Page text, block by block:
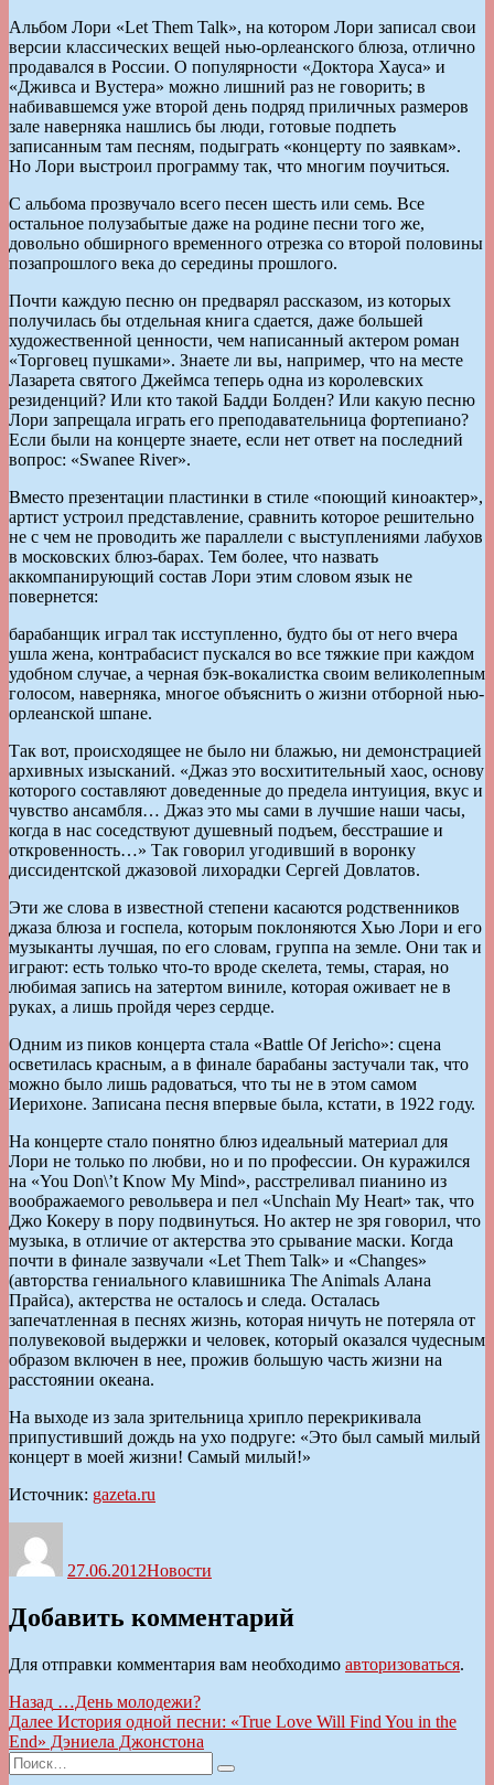
Альбом Лори «Let Them Talk», на котором Лори записал свои
версии классических вещей нью-орлеанского блюза, отлично
продавался в России. О популярности «Доктора Хауса» и
«Дживса и Вустера» можно лишний раз не говорить; в
набивавшемся уже второй день подряд приличных размеров
зале наверняка нашлись бы люди, готовые подпеть
записанным там песням, подыграть «концерту по заявкам».
Но Лори выстроил программу так, что многим поучиться.
С альбома прозвучало всего песен шесть или семь. Все
остальное полузабытые даже на родине песни того же,
довольно обширного временного отрезка со второй половины
позапрошлого века до середины прошлого.
Почти каждую песню он предварял рассказом, из которых
получилась бы отдельная книга сдается, даже большей
художественной ценности, чем написанный актером роман
«Торговец пушками». Знаете ли вы, например, что на месте
Лазарета святого Джеймса теперь одна из королевских
резиденций? Или кто такой Бадди Болден? Или какую песню
Лори запрещала играть его преподавательница фортепиано?
Если были на концерте знаете, если нет ответ на последний
вопрос: «Swanee River».
Вместо презентации пластинки в стиле «поющий киноактер»,
артист устроил представление, сравнить которое решительно
не с чем не проводить же параллели с выступлениями лабухов
в московских блюз-барах. Тем более, что назвать
аккомпанирующий состав Лори этим словом язык не
повернется:
барабанщик играл так исступленно, будто бы от него вчера
ушла жена, контрабасист пускался во все тяжкие при каждом
удобном случае, а черная бэк-вокалистка своим великолепным
голосом, наверняка, многое объяснить о жизни отборной нью-
орлеанской шпане.
Так вот, происходящее не было ни блажью, ни демонстрацией
архивных изысканий. «Джаз это восхитительный хаос, основу
которого составляют доведенные до предела интуиция, вкус и
чувство ансамбля… Джаз это мы сами в лучшие наши часы,
когда в нас соседствуют душевный подъем, бесстрашие и
откровенность…» Так говорил угодивший в воронку
диссидентской джазовой лихорадки Сергей Довлатов.
Эти же слова в известной степени касаются родственников
джаза блюза и госпела, которым поклоняются Хью Лори и его
музыканты лучшая, по его словам, группа на земле. Они так и
играют: есть только что-то вроде скелета, темы, старая, но
любимая запись на затертом виниле, которая оживает не в
руках, а лишь пройдя через сердце.
Одним из пиков концерта стала «Battle Of Jericho»: сцена
осветилась красным, а в финале барабаны застучали так, что
можно было лишь радоваться, что ты не в этом самом
Иерихоне. Записана песня впервые была, кстати, в 1922 году.
На концерте стало понятно блюз идеальный материал для
Лори не только по любви, но и по профессии. Он куражился
на «You Don\’t Know My Mind», расстреливал пианино из
воображаемого револьвера и пел «Unchain My Heart» так, что
Джо Кокеру в пору подвинуться. Но актер не зря говорил, что
музыка, в отличие от актерства это срывание маски. Когда
почти в финале зазвучали «Let Them Talk» и «Changes»
(авторства гениального клавишника The Animals Алана
Прайса), актерства не осталось и следа. Осталась
запечатленная в песнях жизнь, которая ничуть не потеряла от
полувековой выдержки и человек, который оказался чудесным
образом включен в нее, прожив большую часть жизни на
расстоянии океана.
На выходе из зала зрительница хрипло перекрикивала
припустивший дождь на ухо подруге: «Это был самый милый
концерт в моей жизни! Самый милый!»
Источник: gazeta.ru
27.06.2012Новости
Добавить комментарий
Для отправки комментария вам необходимо авторизоваться.
Навигация
по
записям
Назад
Предыдущая
запись:
…День молодежи?
Далее Следующая
запись:
История одной песни: «True Love Will Find You in the
End» Дэниела Джонстона
Искать:
Поиск